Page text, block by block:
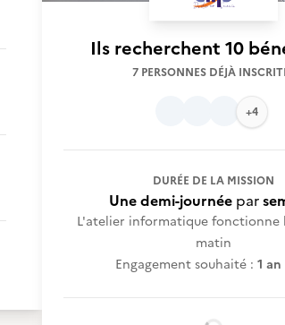
Ils recherchent 10
7 PERSONNES DÉJÀ
+4
DURÉE DE LA MISSION
Une demi-journéepar
L'atelier informatique fonctionne
matin
Engagement souhaité : 1